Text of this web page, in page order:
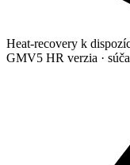
Heat-recovery k
GMV5 HR verzia ·